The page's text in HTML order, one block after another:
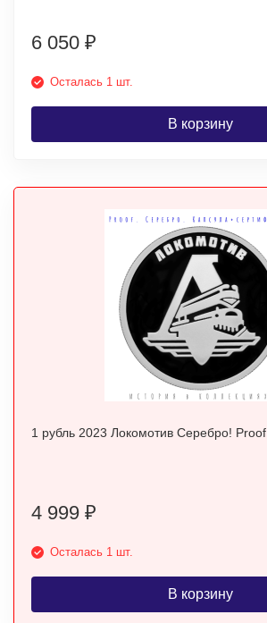
6 050 ₽
Осталась 1 шт.
В корзину
1 рубль 2023 Локомотив Серебро! Proof
4 999 ₽
Осталась 1 шт.
В корзину